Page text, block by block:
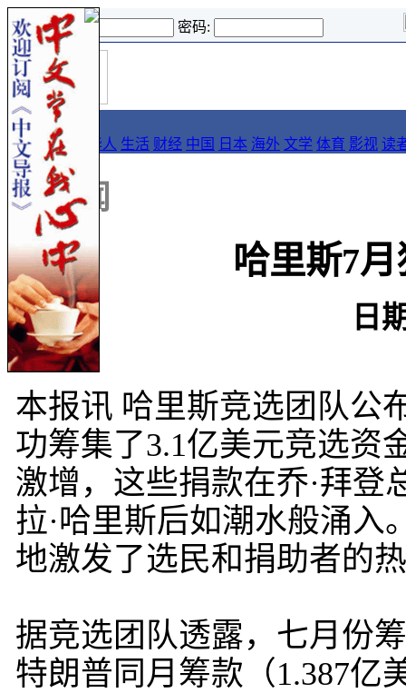
登录名: 密码:
首
页
导报
要闻 论坛 华人 生活 财经 中国 日本 海外 文学 体育 影视 读
:: 新闻
哈里斯7
日
本报讯 哈里斯竞选团队公
功筹集了3.1亿美元竞选资
激增，这些捐款在乔·拜登
拉·哈里斯后如潮水般涌入
地激发了选民和捐助者的
据竞选团队透露，七月份
特朗普同月筹款（1.387亿